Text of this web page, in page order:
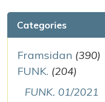
Categories
Framsidan (390)
FUNK. (204)
FUNK. 01/2021